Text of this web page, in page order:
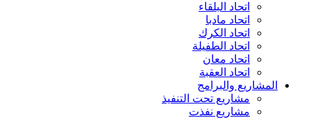
اتحاد البلقاء
اتحاد مادبا
اتحاد الكرك
اتحاد الطفيلة
اتحاد معان
اتحاد العقبة
المشاريع والبرامج
مشاريع تحت التنفيذ
مشاريع نفذت